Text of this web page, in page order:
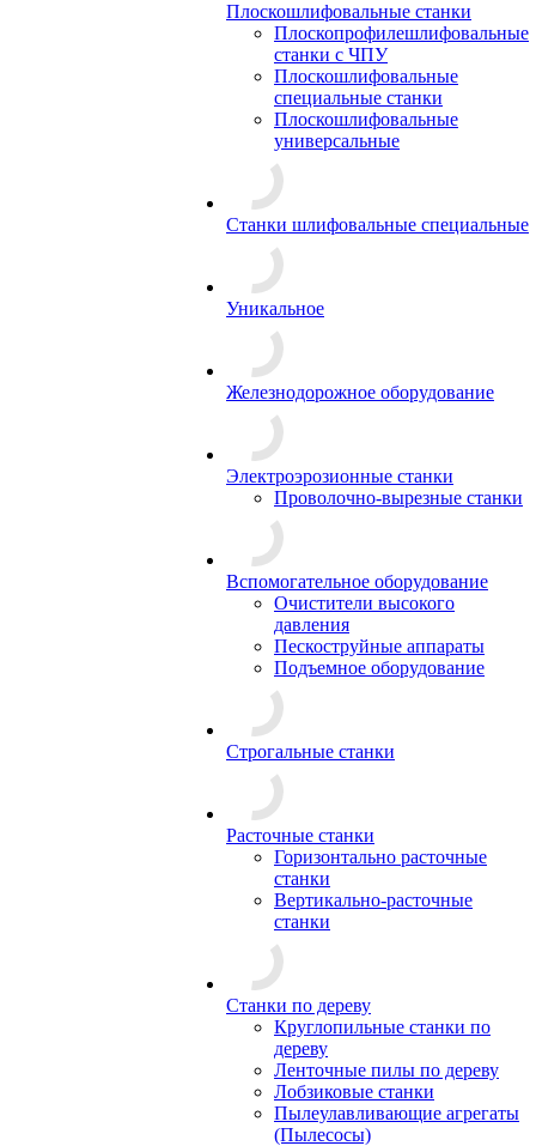
Плоскошлифовальные станки
Плоскопрофилешлифовальные
станки с ЧПУ
Плоскошлифовальные
специальные станки
Плоскошлифовальные
универсальные
Станки шлифовальные специальные
Уникальное
Железнодорожное оборудование
Электроэрозионные станки
Проволочно-вырезные станки
Вспомогательное оборудование
Очистители высокого
давления
Пескоструйные аппараты
Подъемное оборудование
Строгальные станки
Расточные станки
Горизонтально расточные
станки
Вертикально-расточные
станки
Станки по дереву
Круглопильные станки по
дереву
Ленточные пилы по дереву
Лобзиковые станки
Пылеулавливающие агрегаты
(Пылесосы)